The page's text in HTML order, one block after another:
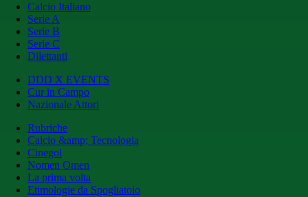
Calcio Italiano
Serie A
Serie B
Serie C
Dilettanti
DDD X EVENTS
Cur in Campo
Nazionale Attori
Rubriche
Calcio &amp; Tecnologia
Cinegol
Nomen Omen
La prima volta
Etimologie da Spogliatoio